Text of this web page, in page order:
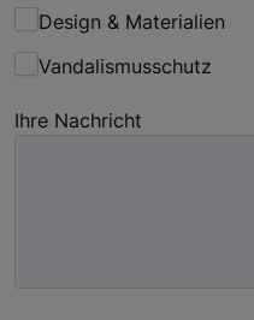
Design & Materialien
Vandalismusschutz
Ihre Nachricht